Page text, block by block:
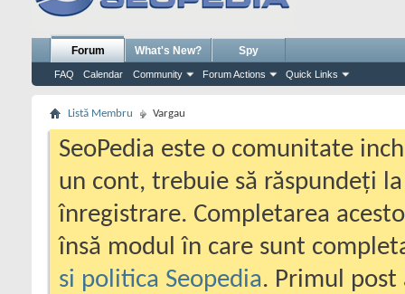
Forum
FAQ Calendar Community Forum Actions Quick Links
What's New? Spy
Listă Membru Vargau
SeoPedia este o comunitate
un cont, trebuie să răspundeți
înregistrare. Completarea
însă modul în care sunt
si politica Seopedia. Primul